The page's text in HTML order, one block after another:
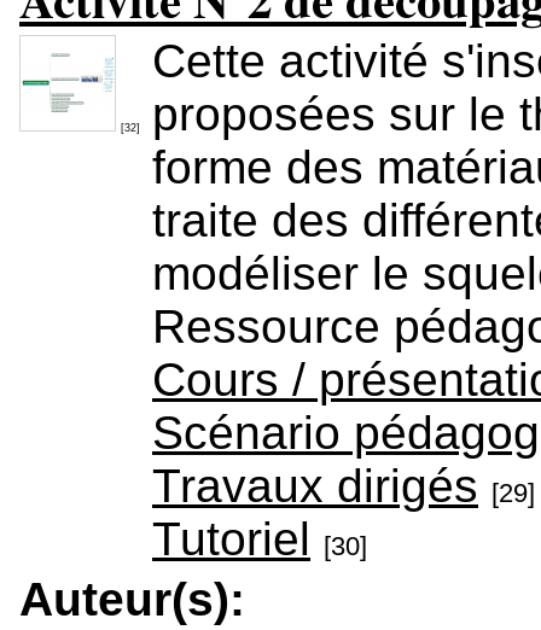
[32]
Cette activité
proposées sur le
forme des
traite des
modéliser le
Ressource
Cours /
Scénario
Travaux dirigés [29]
Tutoriel [30]
Auteur(s):